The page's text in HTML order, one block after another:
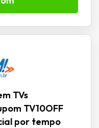
TVs
TV10OFF
por tempo